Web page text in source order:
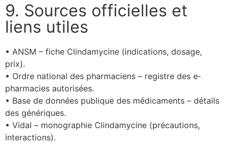
9. Sources officielles et
liens utiles
• ANSM – fiche Clindamycine (indications, dosage,
prix).
• Ordre national des pharmaciens – registre des e‐
pharmacies autorisées.
• Base de données publique des médicaments – détails
des génériques.
• Vidal – monographie Clindamycine (précautions,
interactions).